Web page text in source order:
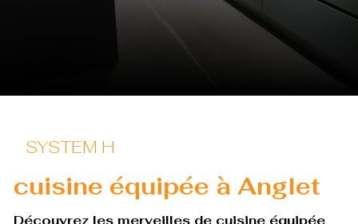
SYSTEM H
cuisine équipée à Anglet
Découvrez les merveilles de cuisine équipée